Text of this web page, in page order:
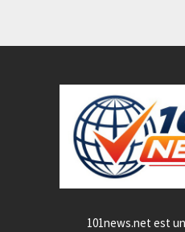
101news.net est